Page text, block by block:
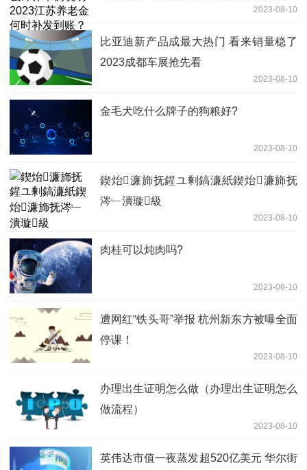
2023-08-10
比亚迪新产品成最大热门 看来销量稳了
2023成都车展抢先看
2023-08-10
金毛犬吃什么牌子的狗粮好?
2023-08-10
鍥炲濂斾抚鍟ユ剰鎬濓紙鍥炲濂斾抚
涔﹂潰璇級
2023-08-10
肉桂可以炖肉吗?
2023-08-10
遭网红“铁头哥”举报 杭州新东方被曝全面
停课！
2023-08-10
办理出生证明怎么做（办理出生证明怎么
做流程）
2023-08-10
英伟达市值一夜蒸发超520亿美元 华尔街